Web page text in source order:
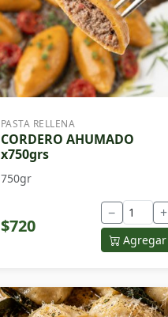
PASTA RELLENA
CORDERO AHUMADO
x750grs
750gr
$720
− +
Agregar